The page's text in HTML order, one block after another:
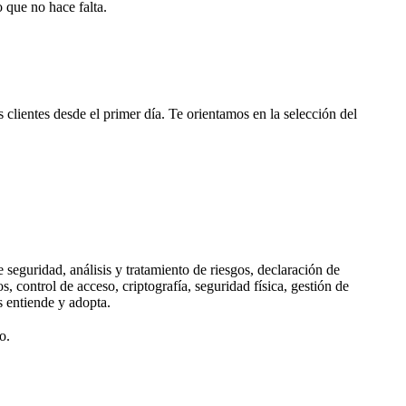
no hace falta.
desde el primer día. Te orientamos en la selección del
análisis y tratamiento de riesgos, declaración de
control de acceso, criptografía, seguridad física, gestión de
y adopta.